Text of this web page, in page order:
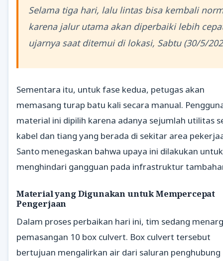
Selama tiga hari, lalu lintas bisa kembali
karena jalur utama akan diperbaiki lebih
ujarnya saat ditemui di lokasi, Sabtu (30/5/
Sementara itu, untuk fase kedua, petugas akan
memasang turap batu kali secara manual.
material ini dipilih karena adanya sejumlah utilitas
kabel dan tiang yang berada di sekitar area
Santo menegaskan bahwa upaya ini dilakukan untuk
menghindari gangguan pada infrastruktur
Material yang Digunakan untuk Mempercepat
Pengerjaan
Dalam proses perbaikan hari ini, tim sedang
pemasangan 10 box culvert. Box culvert tersebut
bertujuan mengalirkan air dari saluran penghubung